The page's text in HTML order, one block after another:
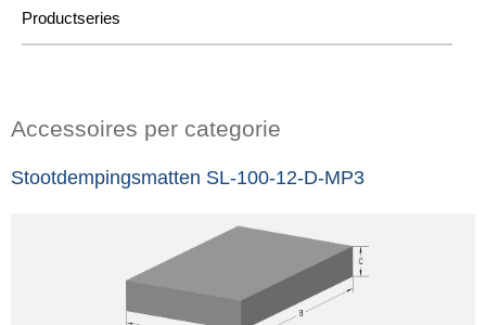
Productseries
Accessoires per categorie
Stootdempingsmatten SL-100-12-D-MP3